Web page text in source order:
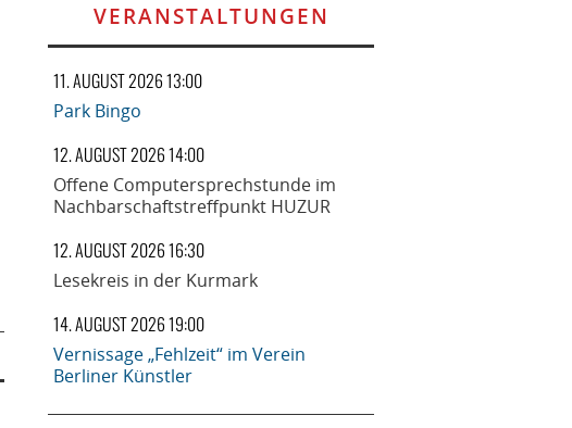
VERANSTALTUNGEN
11. AUGUST 2026 13:00
Park Bingo
12. AUGUST 2026 14:00
Offene Computersprechstunde im
Nachbarschaftstreffpunkt HUZUR
12. AUGUST 2026 16:30
Lesekreis in der Kurmark
14. AUGUST 2026 19:00
Vernissage „Fehlzeit“ im Verein
Berliner Künstler